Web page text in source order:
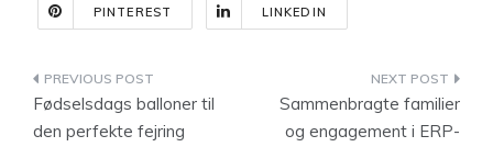
PINTEREST LINKEDIN
Indlægsnavigation
Fødselsdags balloner til
den perfekte fejring
Sammenbragte familier
og engagement i ERP-